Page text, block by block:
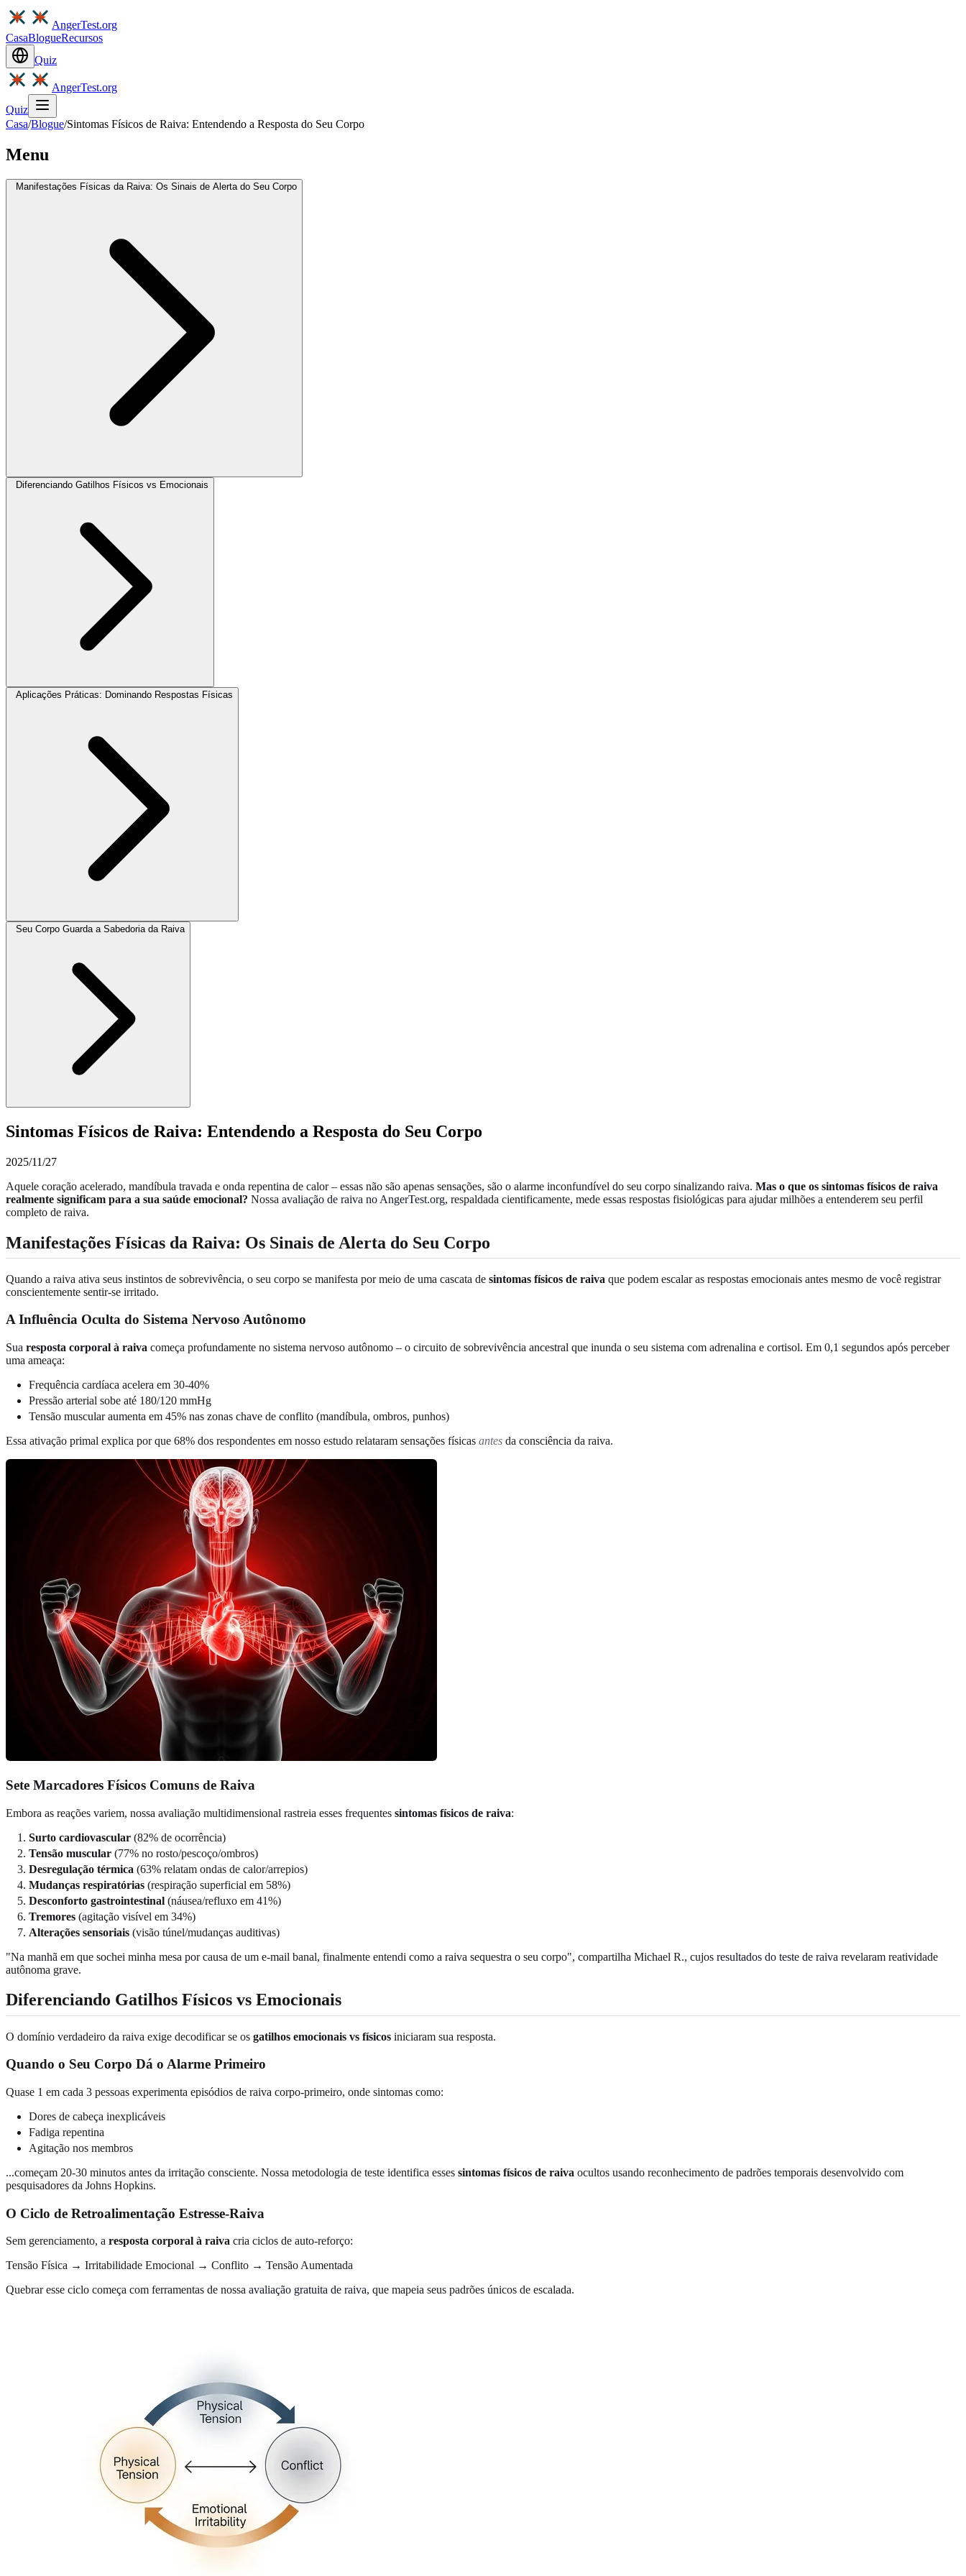
AngerTest.org
CasaBlogueRecursos
Quiz
AngerTest.org
Quiz
Casa/Blogue/Sintomas Físicos de Raiva: Entendendo a Resposta do Seu Corpo
Menu
Manifestações Físicas da Raiva: Os Sinais de Alerta do Seu Corpo
Diferenciando Gatilhos Físicos vs Emocionais
Aplicações Práticas: Dominando Respostas Físicas
Seu Corpo Guarda a Sabedoria da Raiva
Sintomas Físicos de Raiva: Entendendo a Resposta do Seu Corpo
2025/11/27
Aquele coração acelerado, mandíbula travada e onda repentina de calor – essas não são apenas sensações, são o alarme inconfundível do seu corpo sinalizando raiva. Mas o que os sintomas físicos de raiva
realmente significam para a sua saúde emocional? Nossa avaliação de raiva no AngerTest.org, respaldada cientificamente, mede essas respostas fisiológicas para ajudar milhões a entenderem seu perfil
completo de raiva.
Manifestações Físicas da Raiva: Os Sinais de Alerta do Seu Corpo
Quando a raiva ativa seus instintos de sobrevivência, o seu corpo se manifesta por meio de uma cascata de sintomas físicos de raiva que podem escalar as respostas emocionais antes mesmo de você registrar
conscientemente sentir-se irritado.
A Influência Oculta do Sistema Nervoso Autônomo
Sua resposta corporal à raiva começa profundamente no sistema nervoso autônomo – o circuito de sobrevivência ancestral que inunda o seu sistema com adrenalina e cortisol. Em 0,1 segundos após perceber
uma ameaça:
Frequência cardíaca acelera em 30-40%
Pressão arterial sobe até 180/120 mmHg
Tensão muscular aumenta em 45% nas zonas chave de conflito (mandíbula, ombros, punhos)
Essa ativação primal explica por que 68% dos respondentes em nosso estudo relataram sensações físicas antes da consciência da raiva.
Sete Marcadores Físicos Comuns de Raiva
Embora as reações variem, nossa avaliação multidimensional rastreia esses frequentes sintomas físicos de raiva:
Surto cardiovascular (82% de ocorrência)
Tensão muscular (77% no rosto/pescoço/ombros)
Desregulação térmica (63% relatam ondas de calor/arrepios)
Mudanças respiratórias (respiração superficial em 58%)
Desconforto gastrointestinal (náusea/refluxo em 41%)
Tremores (agitação visível em 34%)
Alterações sensoriais (visão túnel/mudanças auditivas)
"Na manhã em que sochei minha mesa por causa de um e-mail banal, finalmente entendi como a raiva sequestra o seu corpo", compartilha Michael R., cujos resultados do teste de raiva revelaram reatividade
autônoma grave.
Diferenciando Gatilhos Físicos vs Emocionais
O domínio verdadeiro da raiva exige decodificar se os gatilhos emocionais vs físicos iniciaram sua resposta.
Quando o Seu Corpo Dá o Alarme Primeiro
Quase 1 em cada 3 pessoas experimenta episódios de raiva corpo-primeiro, onde sintomas como:
Dores de cabeça inexplicáveis
Fadiga repentina
Agitação nos membros
...começam 20-30 minutos antes da irritação consciente. Nossa metodologia de teste identifica esses sintomas físicos de raiva ocultos usando reconhecimento de padrões temporais desenvolvido com
pesquisadores da Johns Hopkins.
O Ciclo de Retroalimentação Estresse-Raiva
Sem gerenciamento, a resposta corporal à raiva cria ciclos de auto-reforço:
Tensão Física → Irritabilidade Emocional → Conflito → Tensão Aumentada
Quebrar esse ciclo começa com ferramentas de nossa avaliação gratuita de raiva, que mapeia seus padrões únicos de escalada.